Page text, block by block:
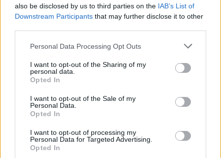
also be disclosed by us to third parties on the IAB’s List of
Downstream Participants that may further disclose it to other
Please note that this website/app uses one or more Google
not limited to your visit or usage behaviour. You may click to
grant or deny consent to Google and its third-party tags to
use your data for below specified purposes in below Google
consent section.
Personal Data Processing Opt Outs
I want to opt-out of the Sharing of my
personal data.
Opted In
I want to opt-out of the Sale of my
Personal Data.
Opted In
I want to opt-out of processing my
Personal Data for Targeted Advertising.
Opted In
Mi épül?
Elkészült a Liszt Ferenc repülőtér
közműhálózatának fejlesztése
Egyetlen, fél évszázados vezetéken múlt
Bicske vízellátása
Mi épül?